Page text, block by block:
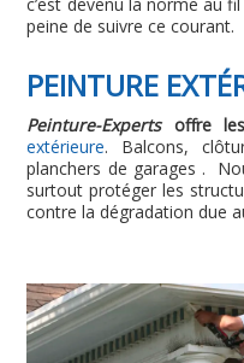
peine de suivre ce courant.
PEINTURE
Peinture-Expertsoffre les
extérieure. Balcons,
planchers de garages .
surtout protéger les
contre la dégradation due